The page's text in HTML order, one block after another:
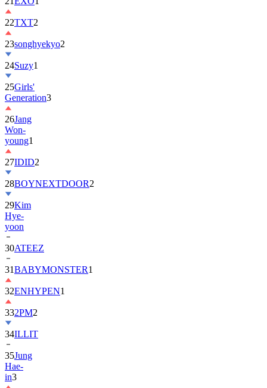
23songhyekyo
24Suzy1
25Girls'
Generation
26Jang
Won-
young1
27IDID
28BOYNEXTDOOR
29Kim
Hye-
yoon
30ATEEZ
31BABYMONSTER
32ENHYPEN1
332PM2
34ILLIT
35Jung
Hae-
in3
36BTOB